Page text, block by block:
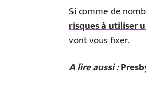
Si comme de
risques à utiliser
vont vous fixer.
A lire aussi :